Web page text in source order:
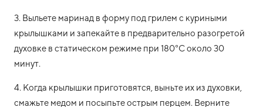
3. Выльете маринад в форму под грилем с куриными
крылышками и запекайте в предварительно разогретой
духовке в статическом режиме при 180°С около 30
минут.
4. Когда крылышки приготовятся, выньте их из духовки,
смажьте медом и посыпьте острым перцем. Верните